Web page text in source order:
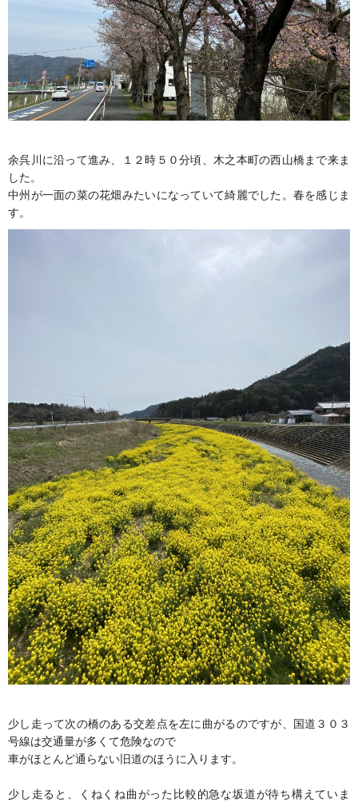
余呉川に沿って進み、１２時５０分頃、木之本町の西山橋まで来ま
した。
中州が一面の菜の花畑みたいになっていて綺麗でした。春を感じま
す。
少し走って次の橋のある交差点を左に曲がるのですが、国道３０３
号線は交通量が多くて危険なので
車がほとんど通らない旧道のほうに入ります。
少し走ると、くねくね曲がった比較的急な坂道が待ち構えていま